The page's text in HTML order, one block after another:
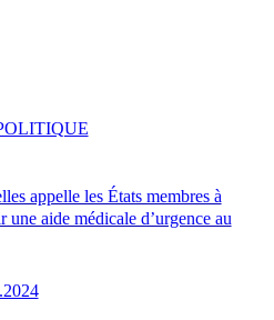
appelle les États membres à
une aide médicale d’urgence au